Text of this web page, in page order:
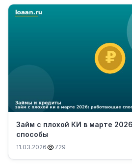
Займ с плохой КИ в марте
способы
11.03.2026 729